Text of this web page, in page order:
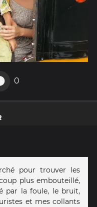
0
pour trouver les
plus embouteillé,
par la foule, le bruit,
et mes collants